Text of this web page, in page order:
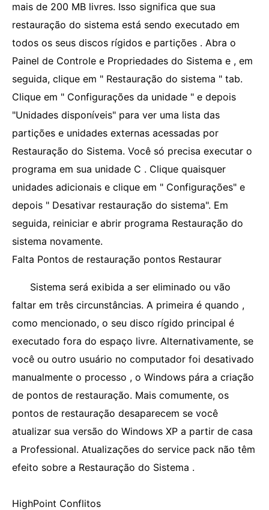
mais de 200 MB livres. Isso significa que sua
restauração do sistema está sendo executado em
todos os seus discos rígidos e partições . Abra o
Painel de Controle e Propriedades do Sistema e , em
seguida, clique em " Restauração do sistema " tab.
Clique em " Configurações da unidade " e depois
"Unidades disponíveis" para ver uma lista das
partições e unidades externas acessadas por
Restauração do Sistema. Você só precisa executar o
programa em sua unidade C . Clique quaisquer
unidades adicionais e clique em " Configurações" e
depois " Desativar restauração do sistema". Em
seguida, reiniciar e abrir programa Restauração do
sistema novamente.
Falta Pontos de restauração pontos Restaurar
Sistema será exibida a ser eliminado ou vão
faltar em três circunstâncias. A primeira é quando ,
como mencionado, o seu disco rígido principal é
executado fora do espaço livre. Alternativamente, se
você ou outro usuário no computador foi desativado
manualmente o processo , o Windows pára a criação
de pontos de restauração. Mais comumente, os
pontos de restauração desaparecem se você
atualizar sua versão do Windows XP a partir de casa
a Professional. Atualizações do service pack não têm
efeito sobre a Restauração do Sistema .
HighPoint Conflitos